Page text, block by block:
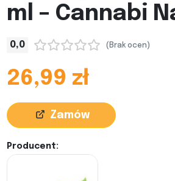
ml – Cannabi
0,0 (Brak ocen)
26,99 zł
Zamów
Producent: